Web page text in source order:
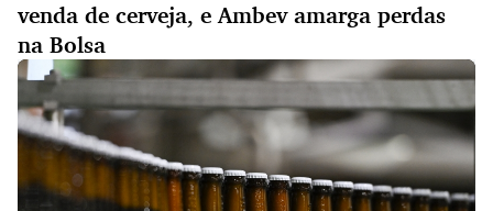
venda de cerveja, e Ambev amarga perdas
na Bolsa